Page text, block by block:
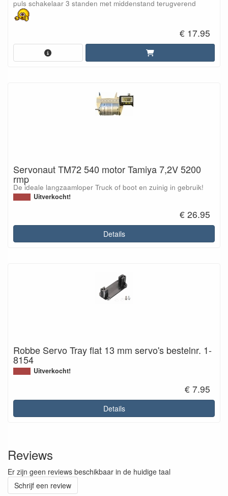
puls schakelaar 3 standen met middenstand terugverend
€ 17.95
Servonaut TM72 540 motor Tamiya 7,2V 5200
rmp
De ideale langzaamloper Truck of boot en zuinig in gebruik!
Uitverkocht!
€ 26.95
Details
Robbe Servo Tray flat 13 mm servo's bestelnr. 1-
8154
Uitverkocht!
€ 7.95
Details
Reviews
Er zijn geen reviews beschikbaar in de huidige taal
Schrijf een review